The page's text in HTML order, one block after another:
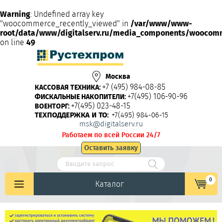
Warning: Undefined array key
"woocommerce_recently_viewed" in /var/www/www-
root/data/www/digitalserv.ru/media_components/
on line 49
Москва
КАССОВАЯ ТЕХНИКА: +7 (495) 984-08-85
ФИСКАЛЬНЫЕ НАКОПИТЕЛИ: +7(495) 106-90-96
ВОЕНТОРГ: +7(495) 023-48-15
ТЕХПОДДЕРЖКА И ТО: +7(495) 984-06-15
msk@digitalserv.ru
Работаем по всей России 24/7
Оставить заявку
Каталог 0